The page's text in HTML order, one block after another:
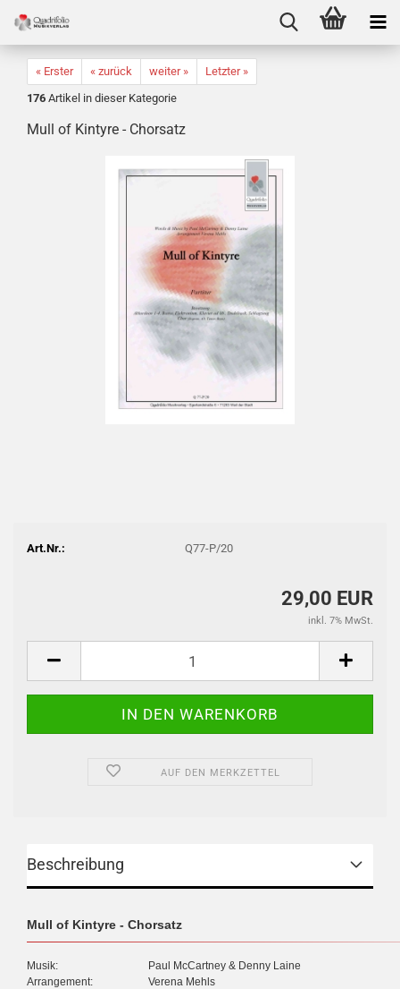
« Erster « zurück weiter »
Letzter »
176 Artikel in dieser Kategorie
Mull of Kintyre - Chorsatz
Art.Nr.: Q77-P/20
29,00 EUR
inkl. 7% MwSt.
AUF DEN MERKZETTEL
Beschreibung
Mull of Kintyre - Chorsatz
Musik:
Paul McCartney & Denny Laine
Arrangement:
Verena Mehls